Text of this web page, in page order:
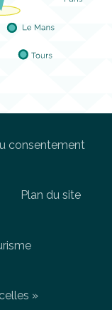
consentement
Plan du site
»